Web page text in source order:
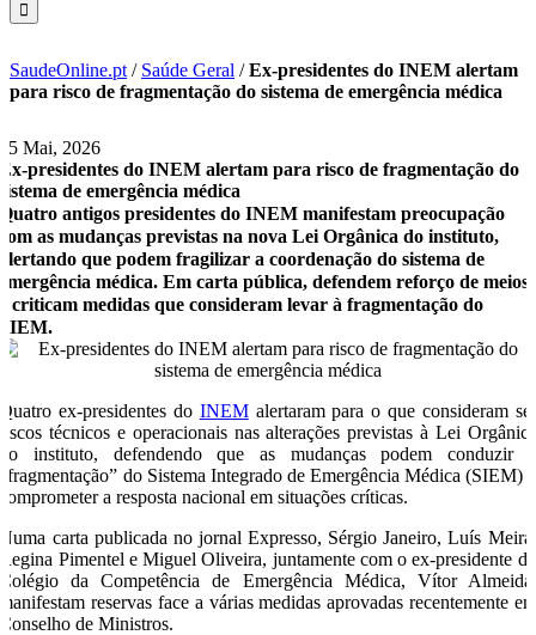
SaudeOnline.pt / Saúde Geral /Ex-presidentes do INEM alertam
para risco de fragmentação do sistema de emergência médica
15 Mai, 2026
Ex-presidentes do INEM alertam para risco de fragmentação do
sistema de emergência médica
Quatro antigos presidentes do INEM manifestam preocupação
com as mudanças previstas na nova Lei Orgânica do instituto,
alertando que podem fragilizar a coordenação do sistema de
emergência médica. Em carta pública, defendem reforço de meios
e criticam medidas que consideram levar à fragmentação do
SIEM.
Quatro ex-presidentes do INEMalertaram para o que consideram ser
riscos técnicos e operacionais nas alterações previstas à Lei Orgânica
do instituto, defendendo que as mudanças podem conduzir à
“fragmentação” do Sistema Integrado de Emergência Médica (SIEM) e
comprometer a resposta nacional em situações críticas.
Numa carta publicada no jornal Expresso, Sérgio Janeiro, Luís Meira,
Regina Pimentel e Miguel Oliveira, juntamente com o ex-presidente do
Colégio da Competência de Emergência Médica, Vítor Almeida,
manifestam reservas face a várias medidas aprovadas recentemente em
Conselho de Ministros.